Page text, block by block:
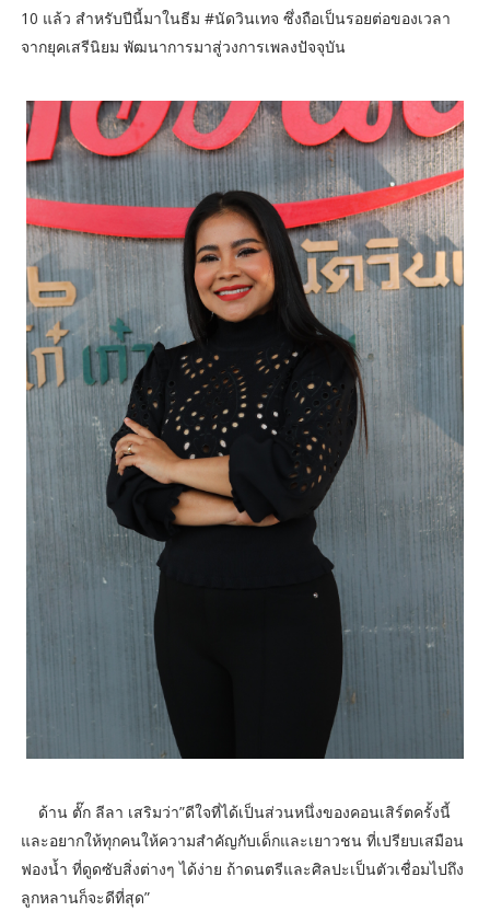
10 แล้ว สำหรับปีนี้มาในธีม #นัดวินเทจ ซึ่งถือเป็นรอยต่อของเวลา
จากยุคเสรีนิยม พัฒนาการมาสู่วงการเพลงปัจจุบัน
ด้าน ตั๊ก ลีลา เสริมว่า”ดีใจที่ได้เป็นส่วนหนึ่งของคอนเสิร์ตครั้งนี้
และอยากให้ทุกคนให้ความสำคัญกับเด็กและเยาวชน ที่เปรียบเสมือน
ฟองน้ำ ที่ดูดซับสิ่งต่างๆ ได้ง่าย ถ้าดนตรีและศิลปะเป็นตัวเชื่อมไปถึง
ลูกหลานก็จะดีที่สุด”